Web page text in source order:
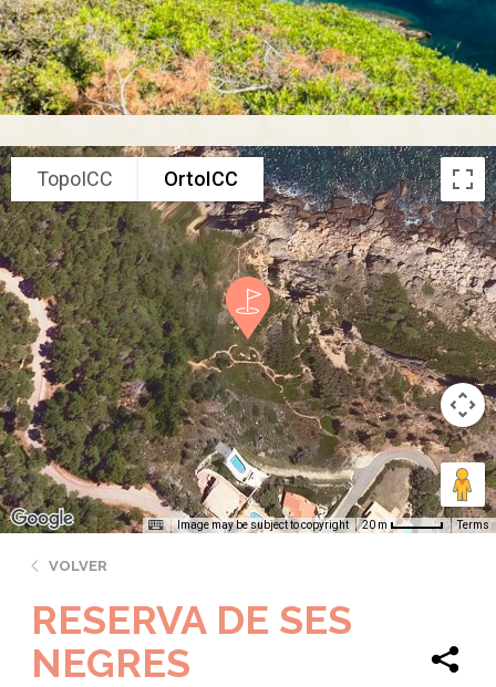
TopoICC OrtoICC
Image may be subject to copyright 20 m Terms
VOLVER
RESERVA DE SES
NEGRES